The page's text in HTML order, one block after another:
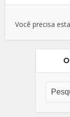
Você precisa